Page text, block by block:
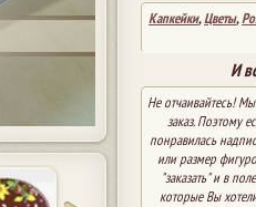
Капкейки,Цветы,
И
Не отчаивайтесь!
заказ. Поэтому
понравилась
или размер
"заказать" и в
которые Вы